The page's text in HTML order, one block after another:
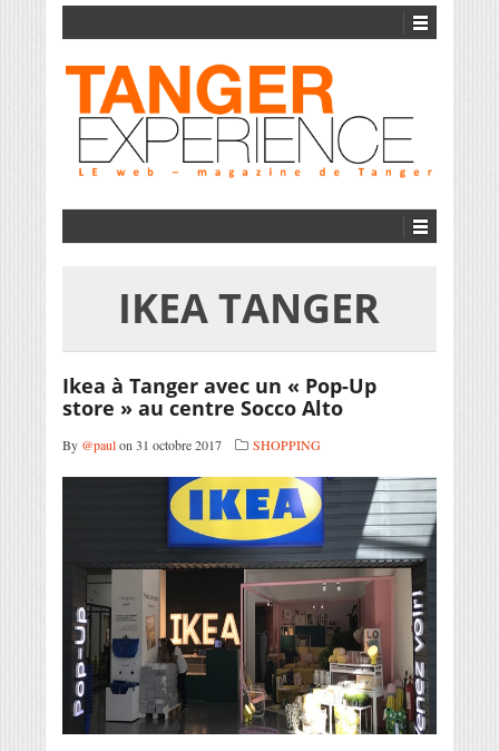
IKEA TANGER
Ikea à Tanger avec un « Pop-Up
store » au centre Socco Alto
By @paulon 31 octobre 2017 SHOPPING